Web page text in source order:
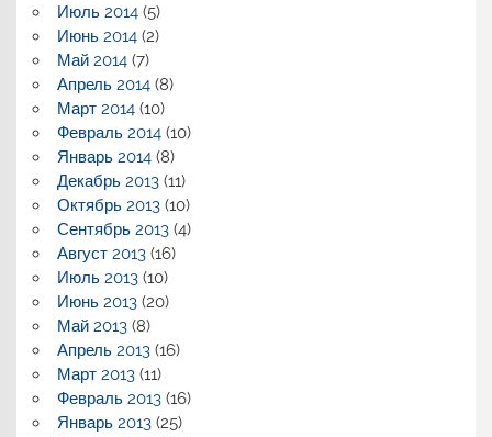
Июль 2014(5)
Июнь 2014(2)
Май 2014(7)
Апрель 2014(8)
Март 2014(10)
Февраль 2014(10)
Январь 2014(8)
Декабрь 2013(11)
Октябрь 2013(10)
Сентябрь 2013(4)
Август 2013(16)
Июль 2013(10)
Июнь 2013(20)
Май 2013(8)
Апрель 2013(16)
Март 2013(11)
Февраль 2013(16)
Январь 2013(25)